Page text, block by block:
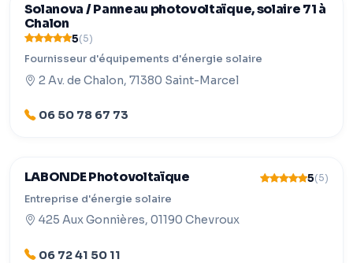
Solanova / Panneau photovoltaïque, solaire 71 à
Chalon
5(5)
Fournisseur d'équipements d'énergie solaire
2 Av. de Chalon, 71380 Saint-Marcel
06 50 78 67 73
LABONDE Photovoltaïque 5(5)
Entreprise d'énergie solaire
425 Aux Gonnières, 01190 Chevroux
06 72 41 50 11